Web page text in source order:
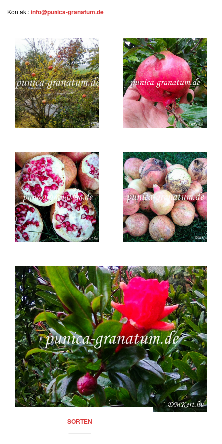
Kontakt:info@punica-granatum.de
SORTEN